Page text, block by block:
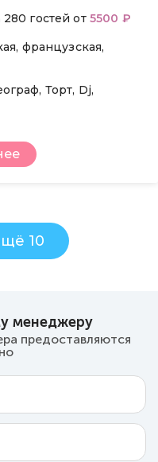
гостей от 5500 ₽
французская,
Торт, Dj,
10
менеджеру
предоставляются